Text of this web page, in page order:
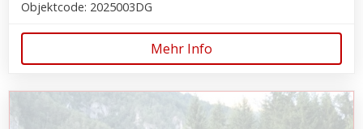
Objektcode: 2025003DG
Mehr Info